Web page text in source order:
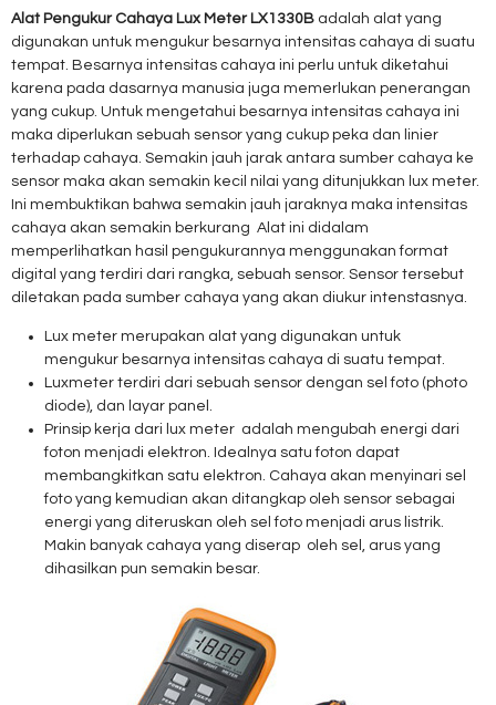
Alat Pengukur Cahaya Lux Meter LX1330B adalah alat yang
digunakan untuk mengukur besarnya intensitas cahaya di suatu
tempat. Besarnya intensitas cahaya ini perlu untuk diketahui
karena pada dasarnya manusia juga memerlukan penerangan
yang cukup. Untuk mengetahui besarnya intensitas cahaya ini
maka diperlukan sebuah sensor yang cukup peka dan linier
terhadap cahaya. Semakin jauh jarak antara sumber cahaya ke
sensor maka akan semakin kecil nilai yang ditunjukkan lux meter.
Ini membuktikan bahwa semakin jauh jaraknya maka intensitas
cahaya akan semakin berkurang Alat ini didalam
memperlihatkan hasil pengukurannya menggunakan format
digital yang terdiri dari rangka, sebuah sensor. Sensor tersebut
diletakan pada sumber cahaya yang akan diukur intenstasnya.
Lux meter merupakan alat yang digunakan untuk
mengukur besarnya intensitas cahaya di suatu tempat.
Luxmeter terdiri dari sebuah sensor dengan sel foto (photo
diode), dan layar panel.
Prinsip kerja dari lux meter adalah mengubah energi dari
foton menjadi elektron. Idealnya satu foton dapat
membangkitkan satu elektron. Cahaya akan menyinari sel
foto yang kemudian akan ditangkap oleh sensor sebagai
energi yang diteruskan oleh sel foto menjadi arus listrik.
Makin banyak cahaya yang diserap oleh sel, arus yang
dihasilkan pun semakin besar.